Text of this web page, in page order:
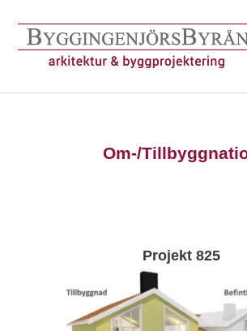
innehåll
Om-/
Projekt 825